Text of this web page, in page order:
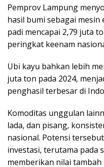
Pemprov Lampung
hasil bumi sebagai
padi mencapai 2,79 juta
peringkat keenam
Ubi kayu bahkan lebih
juta ton pada 2024,
penghasil terbesar di
Komoditas unggulan
lada, dan pisang,
nasional. Potensi
investasi, terutama pada
memberikan nilai